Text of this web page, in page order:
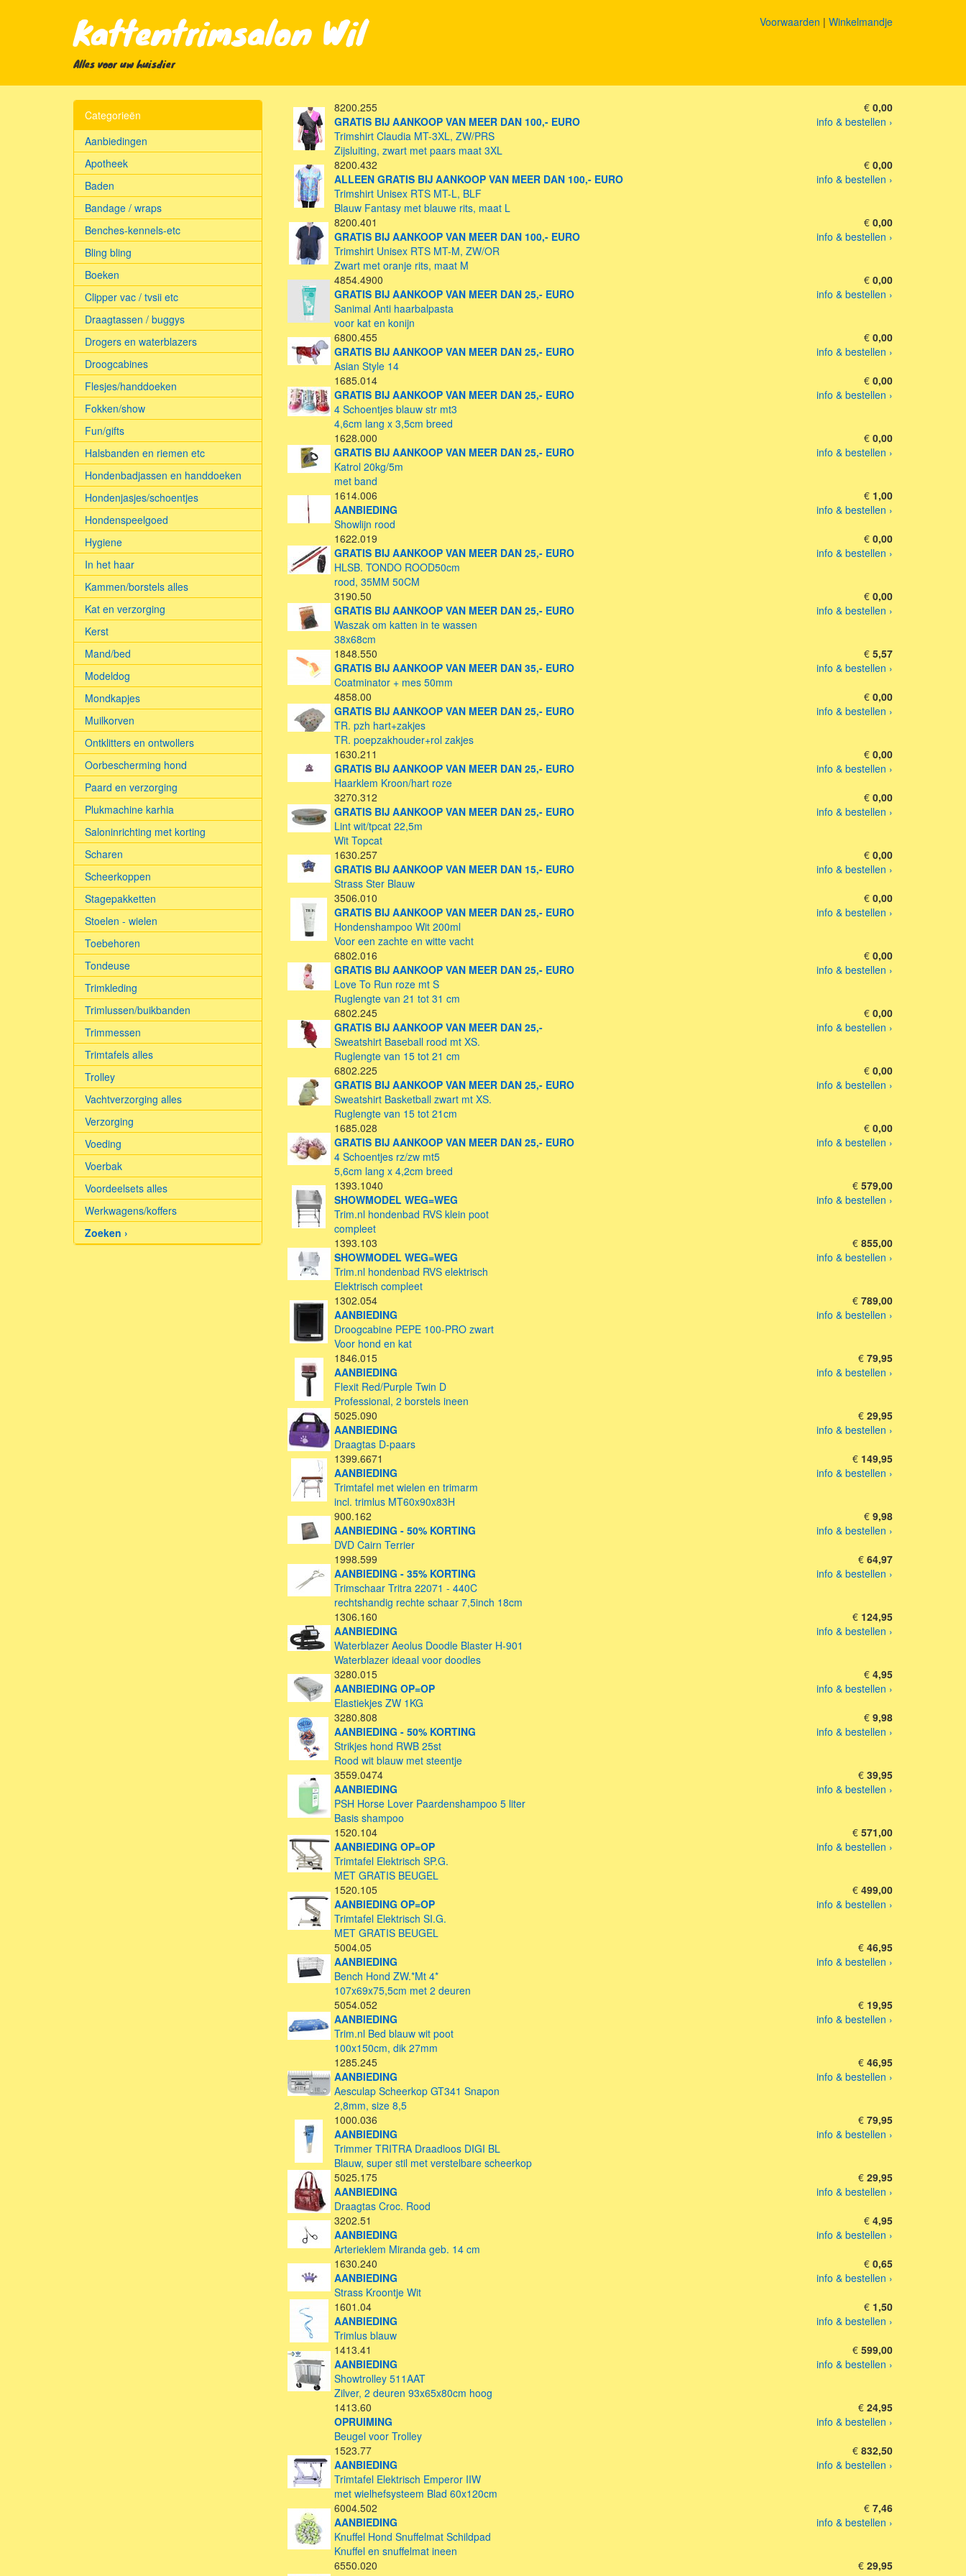
Kattentrimsalon Wil
Alles voor uw huisdier
Voorwaarden | Winkelmandje
Categorieën
Aanbiedingen
Apotheek
Baden
Bandage / wraps
Benches-kennels-etc
Bling bling
Boeken
Clipper vac / tvsii etc
Draagtassen / buggys
Drogers en waterblazers
Droogcabines
Flesjes/handdoeken
Fokken/show
Fun/gifts
Halsbanden en riemen etc
Hondenbadjassen en handdoeken
Hondenjasjes/schoentjes
Hondenspeelgoed
Hygiene
In het haar
Kammen/borstels alles
Kat en verzorging
Kerst
Mand/bed
Modeldog
Mondkapjes
Muilkorven
Ontklitters en ontwollers
Oorbescherming hond
Paard en verzorging
Plukmachine karhia
Saloninrichting met korting
Scharen
Scheerkoppen
Stagepakketten
Stoelen - wielen
Toebehoren
Tondeuse
Trimkleding
Trimlussen/buikbanden
Trimmessen
Trimtafels alles
Trolley
Vachtverzorging alles
Verzorging
Voeding
Voerbak
Voordeelsets alles
Werkwagens/koffers
Zoeken ›
8200.255
GRATIS BIJ AANKOOP VAN MEER DAN 100,- EURO
Trimshirt Claudia MT-3XL, ZW/PRS
Zijsluiting, zwart met paars maat 3XL
€ 0,00
info & bestellen ›
8200.432
ALLEEN GRATIS BIJ AANKOOP VAN MEER DAN 100,- EURO
Trimshirt Unisex RTS MT-L, BLF
Blauw Fantasy met blauwe rits, maat L
€ 0,00
info & bestellen ›
8200.401
GRATIS BIJ AANKOOP VAN MEER DAN 100,- EURO
Trimshirt Unisex RTS MT-M, ZW/OR
Zwart met oranje rits, maat M
€ 0,00
info & bestellen ›
4854.4900
GRATIS BIJ AANKOOP VAN MEER DAN 25,- EURO
Sanimal Anti haarbalpasta
voor kat en konijn
€ 0,00
info & bestellen ›
6800.455
GRATIS BIJ AANKOOP VAN MEER DAN 25,- EURO
Asian Style 14
€ 0,00
info & bestellen ›
1685.014
GRATIS BIJ AANKOOP VAN MEER DAN 25,- EURO
4 Schoentjes blauw str mt3
4,6cm lang x 3,5cm breed
€ 0,00
info & bestellen ›
1628.000
GRATIS BIJ AANKOOP VAN MEER DAN 25,- EURO
Katrol 20kg/5m
met band
€ 0,00
info & bestellen ›
1614.006
AANBIEDING
Showlijn rood
€ 1,00
info & bestellen ›
1622.019
GRATIS BIJ AANKOOP VAN MEER DAN 25,- EURO
HLSB. TONDO ROOD50cm
rood, 35MM 50CM
€ 0,00
info & bestellen ›
3190.50
GRATIS BIJ AANKOOP VAN MEER DAN 25,- EURO
Waszak om katten in te wassen
38x68cm
€ 0,00
info & bestellen ›
1848.550
GRATIS BIJ AANKOOP VAN MEER DAN 35,- EURO
Coatminator + mes 50mm
€ 5,57
info & bestellen ›
4858.00
GRATIS BIJ AANKOOP VAN MEER DAN 25,- EURO
TR. pzh hart+zakjes
TR. poepzakhouder+rol zakjes
€ 0,00
info & bestellen ›
1630.211
GRATIS BIJ AANKOOP VAN MEER DAN 25,- EURO
Haarklem Kroon/hart roze
€ 0,00
info & bestellen ›
3270.312
GRATIS BIJ AANKOOP VAN MEER DAN 25,- EURO
Lint wit/tpcat 22,5m
Wit Topcat
€ 0,00
info & bestellen ›
1630.257
GRATIS BIJ AANKOOP VAN MEER DAN 15,- EURO
Strass Ster Blauw
€ 0,00
info & bestellen ›
3506.010
GRATIS BIJ AANKOOP VAN MEER DAN 25,- EURO
Hondenshampoo Wit 200ml
Voor een zachte en witte vacht
€ 0,00
info & bestellen ›
6802.016
GRATIS BIJ AANKOOP VAN MEER DAN 25,- EURO
Love To Run roze mt S
Ruglengte van 21 tot 31 cm
€ 0,00
info & bestellen ›
6802.245
GRATIS BIJ AANKOOP VAN MEER DAN 25,-
Sweatshirt Baseball rood mt XS.
Ruglengte van 15 tot 21 cm
€ 0,00
info & bestellen ›
6802.225
GRATIS BIJ AANKOOP VAN MEER DAN 25,- EURO
Sweatshirt Basketball zwart mt XS.
Ruglengte van 15 tot 21cm
€ 0,00
info & bestellen ›
1685.028
GRATIS BIJ AANKOOP VAN MEER DAN 25,- EURO
4 Schoentjes rz/zw mt5
5,6cm lang x 4,2cm breed
€ 0,00
info & bestellen ›
1393.1040
SHOWMODEL WEG=WEG
Trim.nl hondenbad RVS klein poot
compleet
€ 579,00
info & bestellen ›
1393.103
SHOWMODEL WEG=WEG
Trim.nl hondenbad RVS elektrisch
Elektrisch compleet
€ 855,00
info & bestellen ›
1302.054
AANBIEDING
Droogcabine PEPE 100-PRO zwart
Voor hond en kat
€ 789,00
info & bestellen ›
1846.015
AANBIEDING
Flexit Red/Purple Twin D
Professional, 2 borstels ineen
€ 79,95
info & bestellen ›
5025.090
AANBIEDING
Draagtas D-paars
€ 29,95
info & bestellen ›
1399.6671
AANBIEDING
Trimtafel met wielen en trimarm
incl. trimlus MT60x90x83H
€ 149,95
info & bestellen ›
900.162
AANBIEDING - 50% KORTING
DVD Cairn Terrier
€ 9,98
info & bestellen ›
1998.599
AANBIEDING - 35% KORTING
Trimschaar Tritra 22071 - 440C
rechtshandig rechte schaar 7,5inch 18cm
€ 64,97
info & bestellen ›
1306.160
AANBIEDING
Waterblazer Aeolus Doodle Blaster H-901
Waterblazer ideaal voor doodles
€ 124,95
info & bestellen ›
3280.015
AANBIEDING OP=OP
Elastiekjes ZW 1KG
€ 4,95
info & bestellen ›
3280.808
AANBIEDING - 50% KORTING
Strikjes hond RWB 25st
Rood wit blauw met steentje
€ 9,98
info & bestellen ›
3559.0474
AANBIEDING
PSH Horse Lover Paardenshampoo 5 liter
Basis shampoo
€ 39,95
info & bestellen ›
1520.104
AANBIEDING OP=OP
Trimtafel Elektrisch SP.G.
MET GRATIS BEUGEL
€ 571,00
info & bestellen ›
1520.105
AANBIEDING OP=OP
Trimtafel Elektrisch SI.G.
MET GRATIS BEUGEL
€ 499,00
info & bestellen ›
5004.05
AANBIEDING
Bench Hond ZW.*Mt 4*
107x69x75,5cm met 2 deuren
€ 46,95
info & bestellen ›
5054.052
AANBIEDING
Trim.nl Bed blauw wit poot
100x150cm, dik 27mm
€ 19,95
info & bestellen ›
1285.245
AANBIEDING
Aesculap Scheerkop GT341 Snapon
2,8mm, size 8,5
€ 46,95
info & bestellen ›
1000.036
AANBIEDING
Trimmer TRITRA Draadloos DIGI BL
Blauw, super stil met verstelbare scheerkop
€ 79,95
info & bestellen ›
5025.175
AANBIEDING
Draagtas Croc. Rood
€ 29,95
info & bestellen ›
3202.51
AANBIEDING
Arterieklem Miranda geb. 14 cm
€ 4,95
info & bestellen ›
1630.240
AANBIEDING
Strass Kroontje Wit
€ 0,65
info & bestellen ›
1601.04
AANBIEDING
Trimlus blauw
€ 1,50
info & bestellen ›
1413.41
AANBIEDING
Showtrolley 511AAT
Zilver, 2 deuren 93x65x80cm hoog
€ 599,00
info & bestellen ›
1413.60
OPRUIMING
Beugel voor Trolley
€ 24,95
info & bestellen ›
1523.77
AANBIEDING
Trimtafel Elektrisch Emperor IIW
met wielhefsysteem Blad 60x120cm
€ 832,50
info & bestellen ›
6004.502
AANBIEDING
Knuffel Hond Snuffelmat Schildpad
Knuffel en snuffelmat ineen
€ 7,46
info & bestellen ›
6550.020
€ 29,95